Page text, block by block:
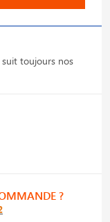
toujours nos
?